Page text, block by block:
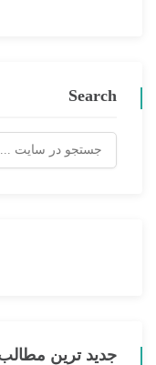
Search
برای:
جدید ترین